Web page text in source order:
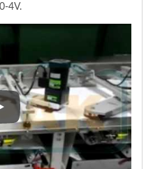
4V.
Автоматическая система